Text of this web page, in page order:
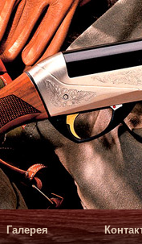
Галерея